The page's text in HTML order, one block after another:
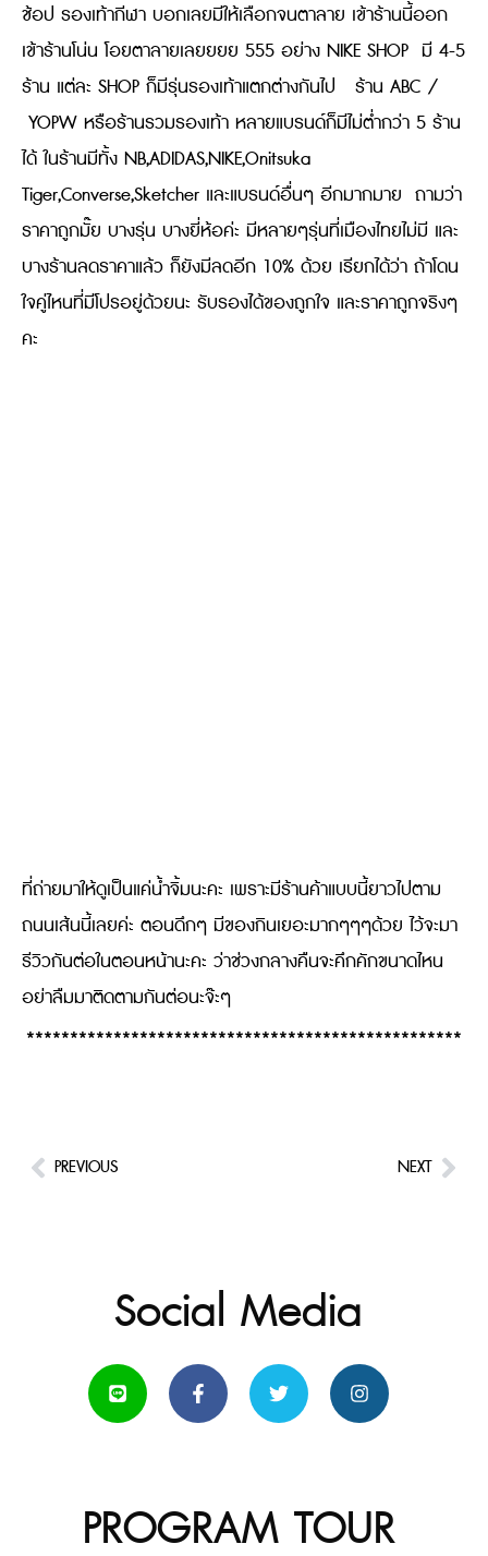
ช้อป รองเท้ากีฬา บอกเลยมีให้เลือกจนตาลาย เข้าร้านนี้ออก
เข้าร้านโน่น โอยตาลายเลยยยย 555 อย่าง NIKE SHOP มี 4-5
ร้าน แต่ละ SHOP ก็มีรุ่นรองเท้าแตกต่างกันไป ร้าน ABC /
YOPW หรือร้านรวมรองเท้า หลายแบรนด์ก็มีไม่ต่ำกว่า 5 ร้าน
ได้ ในร้านมีทั้ง NB,ADIDAS,NIKE,Onitsuka
Tiger,Converse,Sketcher และแบรนด์อื่นๆ อีกมากมาย ถามว่า
ราคาถูกมั๊ย บางรุ่น บางยี่ห้อค่ะ มีหลายๆรุ่นที่เมืองไทยไม่มี และ
บางร้านลดราคาแล้ว ก็ยังมีลดอีก 10% ด้วย เรียกได้ว่า ถ้าโดน
ใจคู่ไหนที่มีโปรอยู่ด้วยนะ รับรองได้ของถูกใจ และราคาถูกจริงๆ
คะ
ที่ถ่ายมาให้ดูเป็นแค่น้ำจิ้มนะคะ เพราะมีร้านค้าแบบนี้ยาวไปตาม
ถนนเส้นนี้เลยค่ะ ตอนดึกๆ มีของกินเยอะมากๆๆๆด้วย ไว้จะมา
รีวิวกันต่อในตอนหน้านะคะ ว่าช่วงกลางคืนจะคึกคักขนาดไหน
อย่าลืมมาติดตามกันต่อนะจ๊ะๆ
**************************************************
PREVIOUS NEXT
Social Media
PROGRAM TOUR